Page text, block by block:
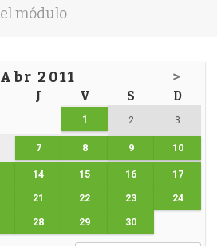
Abr 2011 >
J V S D
1 2 3
7 8 9 10
14 15 16 17
21 22 23 24
28 29 30